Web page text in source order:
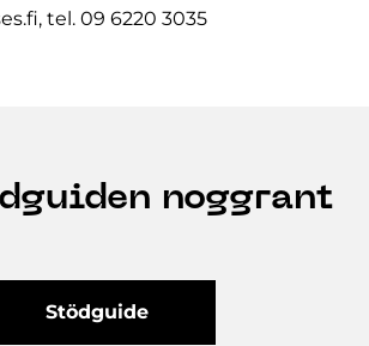
tel. 09 6220 3035
noggrant
Stödguide